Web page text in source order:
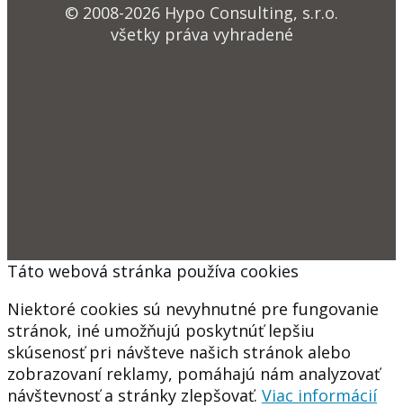
© 2008-2026 Hypo Consulting, s.r.o.
všetky práva vyhradené
Táto webová stránka používa cookies
Niektoré cookies sú nevyhnutné pre fungovanie
stránok, iné umožňujú poskytnúť lepšiu
skúsenosť pri návšteve našich stránok alebo
zobrazovaní reklamy, pomáhajú nám analyzovať
návštevnosť a stránky zlepšovať. Viac informácií